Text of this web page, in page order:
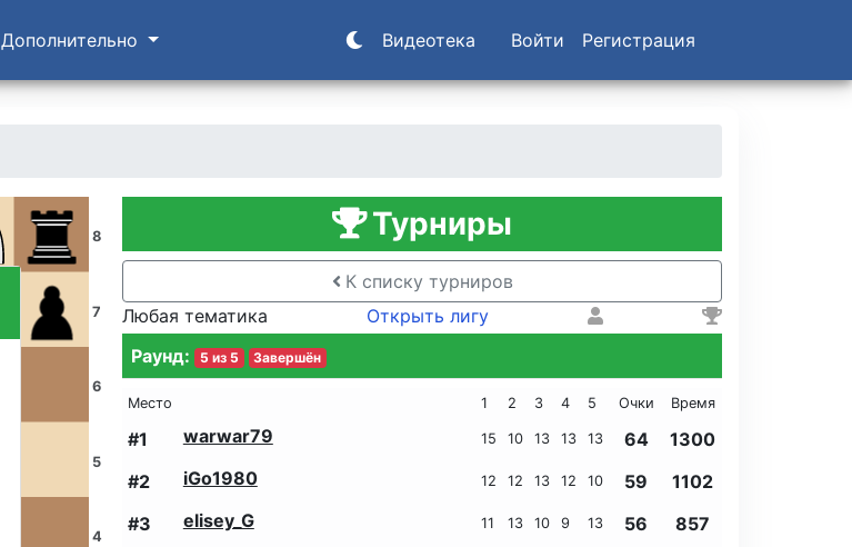
Дополнительно Видеотека Войти Регистрация
4
5
6
7
8 Турниры
К списку турниров
Любая тематика
Открыть лигу
Раунд: 5 из 5 Завершён
Место 1 2 3 4 5 Очки Время
#1 warwar79 15 10 13 13 13 64
1300
#2 iGo1980 12 12 13 12 10 59
1102
#3 elisey_G 11 13 10 9 13 56
857